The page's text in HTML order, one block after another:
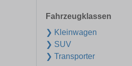
Fahrzeugklassen
❯ Kleinwagen
❯ SUV
❯ Transporter